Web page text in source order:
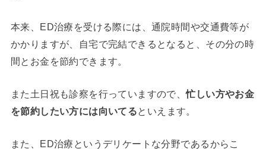
本来、ED治療を受ける際には、通院時間や交通費等が
かかりますが、自宅で完結できるとなると、その分の時
間とお金を節約できます。
また土日祝も診察を行っていますので、忙しい方やお金
を節約したい方には向いてるといえます。
また、ED治療というデリケートな分野であるからこ